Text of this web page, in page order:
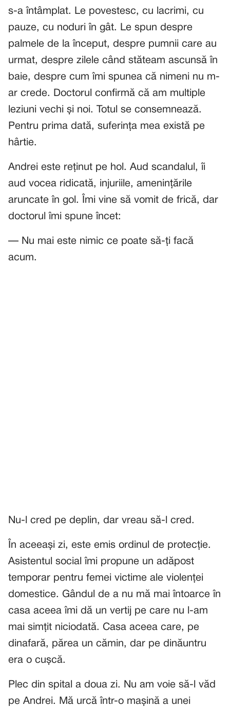
s-a întâmplat. Le povestesc, cu lacrimi, cu
pauze, cu noduri în gât. Le spun despre
palmele de la început, despre pumnii care au
urmat, despre zilele când stăteam ascunsă în
baie, despre cum îmi spunea că nimeni nu m-
ar crede. Doctorul confirmă că am multiple
leziuni vechi și noi. Totul se consemnează.
Pentru prima dată, suferința mea există pe
hârtie.
Andrei este reținut pe hol. Aud scandalul, îi
aud vocea ridicată, injuriile, amenințările
aruncate în gol. Îmi vine să vomit de frică, dar
doctorul îmi spune încet:
— Nu mai este nimic ce poate să-ți facă
acum.
Nu-l cred pe deplin, dar vreau să-l cred.
În aceeași zi, este emis ordinul de protecție.
Asistentul social îmi propune un adăpost
temporar pentru femei victime ale violenței
domestice. Gândul de a nu mă mai întoarce în
casa aceea îmi dă un vertij pe care nu l-am
mai simțit niciodată. Casa aceea care, pe
dinafară, părea un cămin, dar pe dinăuntru
era o cușcă.
Plec din spital a doua zi. Nu am voie să-l văd
pe Andrei. Mă urcă într-o mașină a unei